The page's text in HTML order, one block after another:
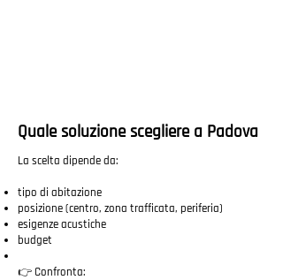
Quale soluzione scegliere a Padova
La scelta dipende da:
tipo di abitazione
posizione (centro, zona trafficata, periferia)
esigenze acustiche
budget
👉 Confronta: